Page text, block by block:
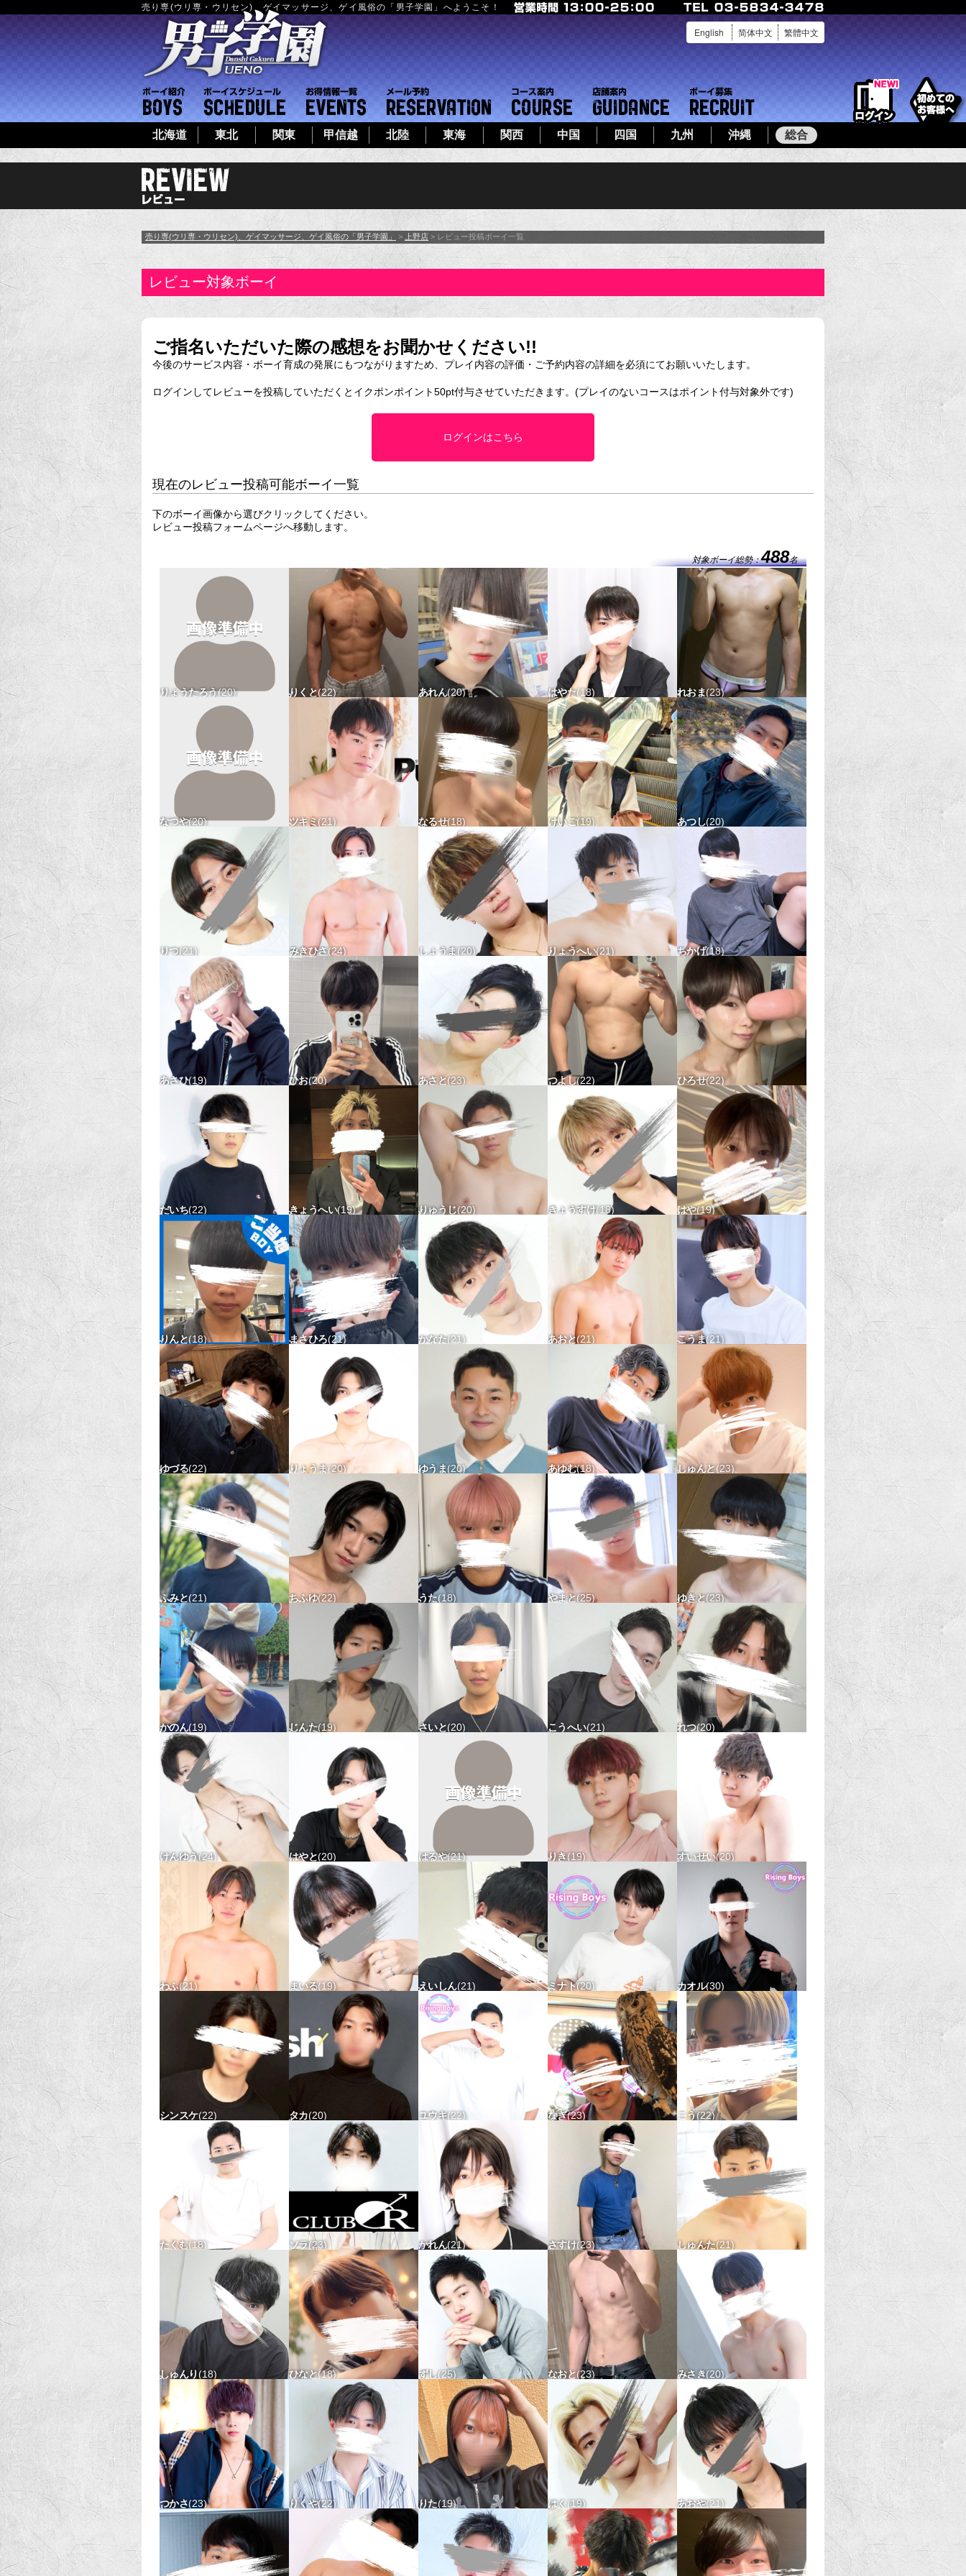
売り専(ウリ専・ウリセン)、ゲイマッサージ、ゲイ風俗の「男子学園」へようこそ！
English 简体中文 繁體中文
北海道 東北 関東 甲信越 北陸 東海 関西 中国 四国 九州 沖縄 総合
ボーイ紹介 ボーイシフト イベント一覧 メール予約 コース案内 店舗案内
ログイン
売り専(ウリ専・ウリセン)、ゲイマッサージ、ゲイ風俗の「男子学園」 > 上野店 > レビュー投稿ボーイ一覧
レビュー対象ボーイ
ご指名いただいた際の感想をお聞かせください!!
今後のサービス内容・ボーイ育成の発展にもつながりますため、プレイ内容の評価・ご予約内容の詳細を必須にてお願いいたします。
ログインしてレビューを投稿していただくとイクポンポイント50pt付与させていただきます。(プレイのないコースはポイント付与対象外です)
ログインはこちら
現在のレビュー投稿可能ボーイ一覧
下のボーイ画像から選びクリックしてください。
レビュー投稿フォームページへ移動します。
488
りょうたろう 20
174-57 タチx ウケ△
りくと 22
164-53 タチ△ ウケ△
あれん 20
161-55 タチ△ ウケx
はやた 18
176-59 タチx ウケ〇
れおま 23
167-60 タチ〇 ウケ△
なつや 20
ツキミ 21
167-55 タチ〇 ウケ〇
なるせ 18
176-63 タチ△ ウケx
けいご 19
167-52 タチ△ ウケx
あつし 20
177-60 タチ△ ウケ△
りつ 21
171-73 タチ△ ウケx
みきひさ 24
175-70 タチ△ ウケx
しょうま 20
176-89 タチ△ ウケx
りょうへい 21
162-56 タチx ウケ△
ちかげ 18
163-54 タチ△ ウケ〇
あさひ 19
169-55 タチ△ ウケ△
ひお 20
171-60 タチ△ ウケ△
あさと 23
168-67 タチx ウケx
つよし 22
ひろせ 22
167-48 タチ△ ウケ△
だいち 22
167-62 タチ△ ウケ△
きょうへい 19
171-63 タチ△ ウケ△
りゅうじ 20
162-65 タチ〇 ウケx
きょうすけ 18
174-59 タチ△ ウケ△
はや 19
165-48 タチ△ ウケ〇
りんと 18
165-48 タチ〇 ウケ△
まさひろ 21
かなた 21
160-45 タチ△ ウケ△
あおと 21
168-55 タチ△ ウケ△
こうま 21
176-60 タチ〇 ウケ〇
ゆづる 22
178-64 タチ△ ウケ〇
りょうま 20
179-56 タチ△ ウケ△
ゆうま 20
157-52 タチ△ ウケ△
あゆむ 18
194-80 タチx ウケx
しゅんと 23
173-65 タチ△ ウケ△
ふみと 21
162-55 タチx ウケ△
ちふゆ 22
183-62 タチ△ ウケx
うた 18
161-50 タチx ウケ△
やまと 25
170-65 タチ△ ウケ△
ゆきと 23
178-60 タチ△ ウケx
かのん 19
168-58 タチ△ ウケ△
じんた 19
さいと 20
185-70 タチ△ ウケ△
こうへい 21
176-64 タチ△ ウケ△
れつ 20
180-78 タチx ウケ△
けんゆう 24
170-54 タチ△ ウケx
はやと 20
165-55 タチ△ ウケ〇
はるや 21
168-54 タチ△ ウケ△
りき 19
173-68 タチ△ ウケ△
すいせい 20
174-55 タチ〇 ウケ△
わふ 21
179-75 タチ△ ウケ△
まいる 19
166-55 タチx ウケx
えいしん 21
170-68 タチ〇 ウケ△
ミナト 20
168-56 タチ△ ウケ〇
カオル 30
170-70 タチ〇 ウケ△
シンスケ 22
176-73 タチx ウケ〇
タカ 20
180-65 タチx ウケx
ユウキ 22
168-70 タチ△ ウケ〇
なぎ 23
178-58 タチ△ ウケ△
こう 22
170-65 タチ〇 ウケ△
たくむ 18
171-66 タチx ウケ〇
ソラ 23
162-48 タチx ウケx
かれん 21
170-55 タチ△ ウケ△
さすけ 23
170-65 タチx ウケx
しゅんた 21
173-60 タチ〇 ウケ△
しゅんり 18
168-59 タチ△ ウケ△
ひなと 18
154-48 タチx ウケ〇
ずし 25
167-65 タチx ウケ△
なおと 23
180-65 タチ〇 ウケ△
みさき 20
176-62 タチ△ ウケ△
つかさ 23
171-54 タチx ウケx
りくや 22
171-68 タチ△ ウケx
りた 19
165-45 タチ△ ウケ△
はく 19
170-58 タチ△ ウケ△
あおや 21
170-54 タチx ウケx